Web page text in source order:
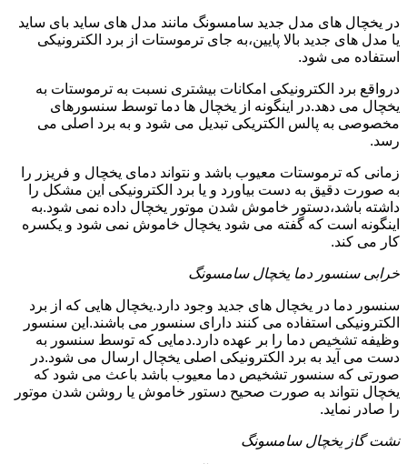
در یخچال های مدل جدید سامسونگ مانند مدل های ساید بای ساید
یا مدل های جدید بالا پایین،به جای ترموستات از برد الکترونیکی
استفاده می شود.
درواقع برد الکترونیکی امکانات بیشتری نسبت به ترموستات به
یخچال می دهد.در اینگونه از یخچال ها دما توسط سنسورهای
مخصوصی به پالس الکتریکی تبدیل می شود و به برد اصلی می
رسد.
زمانی که ترموستات معیوب باشد و نتواند دمای یخچال و فریزر را
به صورت دقیق به دست بیاورد و یا برد الکترونیکی این مشکل را
داشته باشد،دستور خاموش شدن موتور یخچال داده نمی شود.به
اینگونه است که گفته می شود یخچال خاموش نمی شود و یکسره
کار می کند.
خرابی سنسور دما یخچال سامسونگ
سنسور دما در یخچال های جدید وجود دارد.یخچال هایی که از برد
الکترونیکی استفاده می کنند دارای سنسور می باشند.این سنسور
وظیفه تشخیص دما را بر عهده دارد.دمایی که توسط سنسور به
دست می آید به برد الکترونیکی اصلی یخچال ارسال می شود.در
صورتی که سنسور تشخیص دما معیوب باشد باعث می شود که
یخچال نتواند به صورت صحیح دستور خاموش یا روشن شدن موتور
را صادر نماید.
نشت گاز یخچال سامسونگ